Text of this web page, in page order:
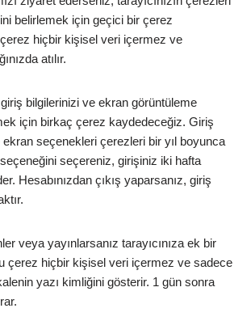
belirlemek için geçici bir çerez
hiçbir kişisel veri içermez ve
atılır.
giriş bilgilerinizi ve ekran görüntüleme
için birkaç çerez kaydedeceğiz. Giriş
seçenekleri çerezleri bir yıl boyunca
seçeneğini seçereniz, girişiniz iki hafta
Hesabınızdan çıkış yaparsanız, giriş
veya yayınlarsanız tarayıcınıza ek bir
çerez hiçbir kişisel veri içermez ve sadece
yazı kimliğini gösterir. 1 gün sonra